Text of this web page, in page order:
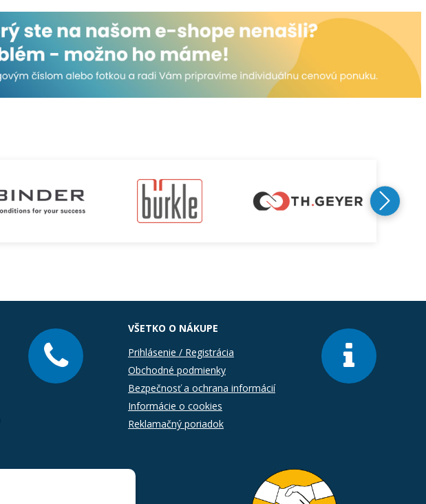
VŠETKO O NÁKUPE
Prihlásenie / Registrácia
Obchodné podmienky
Bezpečnosť a ochrana informácií
Informácie o cookies
Reklamačný poriadok